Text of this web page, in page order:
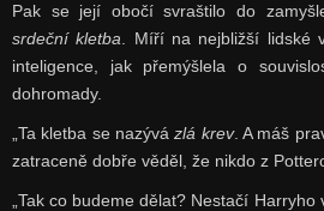
Pak se její obočí svraštilo do
srdeční kletba . Míří na nejbližší lidské
inteligence, jak přemýšlela o
dohromady.
„Ta kletba se nazývázlá krev. A máš
zatraceně dobře věděl, že nikdo z
„Tak co budeme dělat? Nestačí